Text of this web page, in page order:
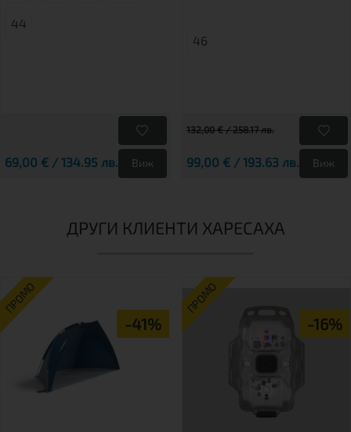
44
69,00 € / 134.95 лв. Виж
46
132,00 € / 258.17 лв.
99,00 € / 193.63 лв. Виж
ДРУГИ КЛИЕНТИ ХАРЕСАХА
ПРОМО
-41%
ПРОМО
-16%